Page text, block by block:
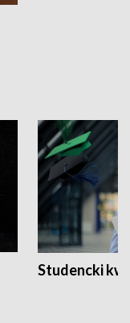
Studencki